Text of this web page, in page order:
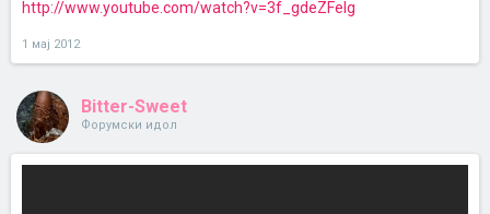
http://www.youtube.com/watch?v=3f_gdeZFeIg
1 мај 2012
Bitter-Sweet
Форумски идол